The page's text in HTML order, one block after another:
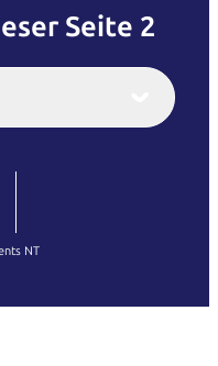
Seite 2
Italiano
繁體中文
NT